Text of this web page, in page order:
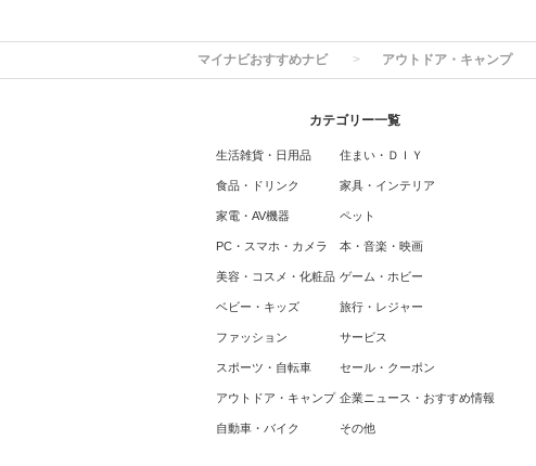
マイナビおすすめナビ アウトドア・キャンプ
カテゴリー一覧
生活雑貨・日用品
食品・ドリンク
家電・AV機器
PC・スマホ・カメラ
美容・コスメ・化粧品
ベビー・キッズ
ファッション
スポーツ・自転車
アウトドア・キャンプ
自動車・バイク
住まい・ＤＩＹ
家具・インテリア
ペット
本・音楽・映画
ゲーム・ホビー
旅行・レジャー
サービス
セール・クーポン
企業ニュース・おすすめ情報
その他